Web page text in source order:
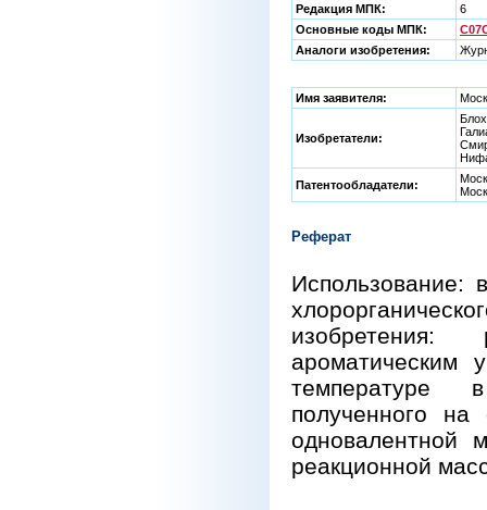
Редакция МПК:
6
Основные коды МПК:
Аналоги изобретения:
Имя заявителя:
Изобретатели:
Патентообладатели:
Реферат
Использование:
изобретения:
ароматическим
температуре
полученного
одновалентной
реакционной